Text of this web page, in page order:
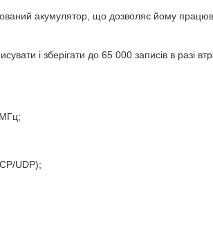
акумулятор, що дозволяє йому
і зберігати до 65 000 записів в разі
UDP);